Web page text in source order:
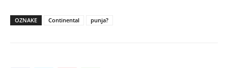
OZNAKE Continental punja?